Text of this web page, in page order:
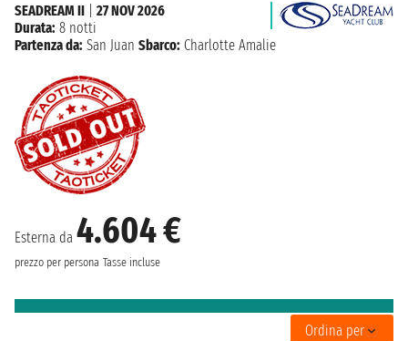
Esterna da 4.604 €
prezzo per persona Tasse incluse
SEADREAM II
27 NOV 2026
Durata: 8 notti
Partenza da: San Juan Sbarco: Charlotte Amalie
Ordina per